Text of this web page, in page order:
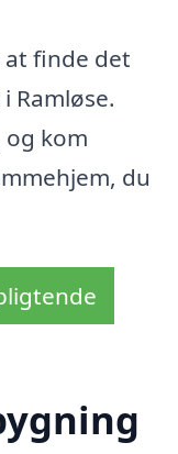
finde det
Ramløse.
kom
du